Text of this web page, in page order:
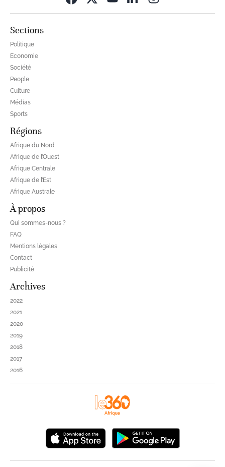
Sections
Politique
Economie
Société
People
Culture
Médias
Sports
Régions
Afrique du Nord
Afrique de l’Ouest
Afrique Centrale
Afrique de l’Est
Afrique Australe
À propos
Qui sommes-nous ?
FAQ
Mentions légales
Contact
Publicité
Archives
2022
2021
2020
2019
2018
2017
2016